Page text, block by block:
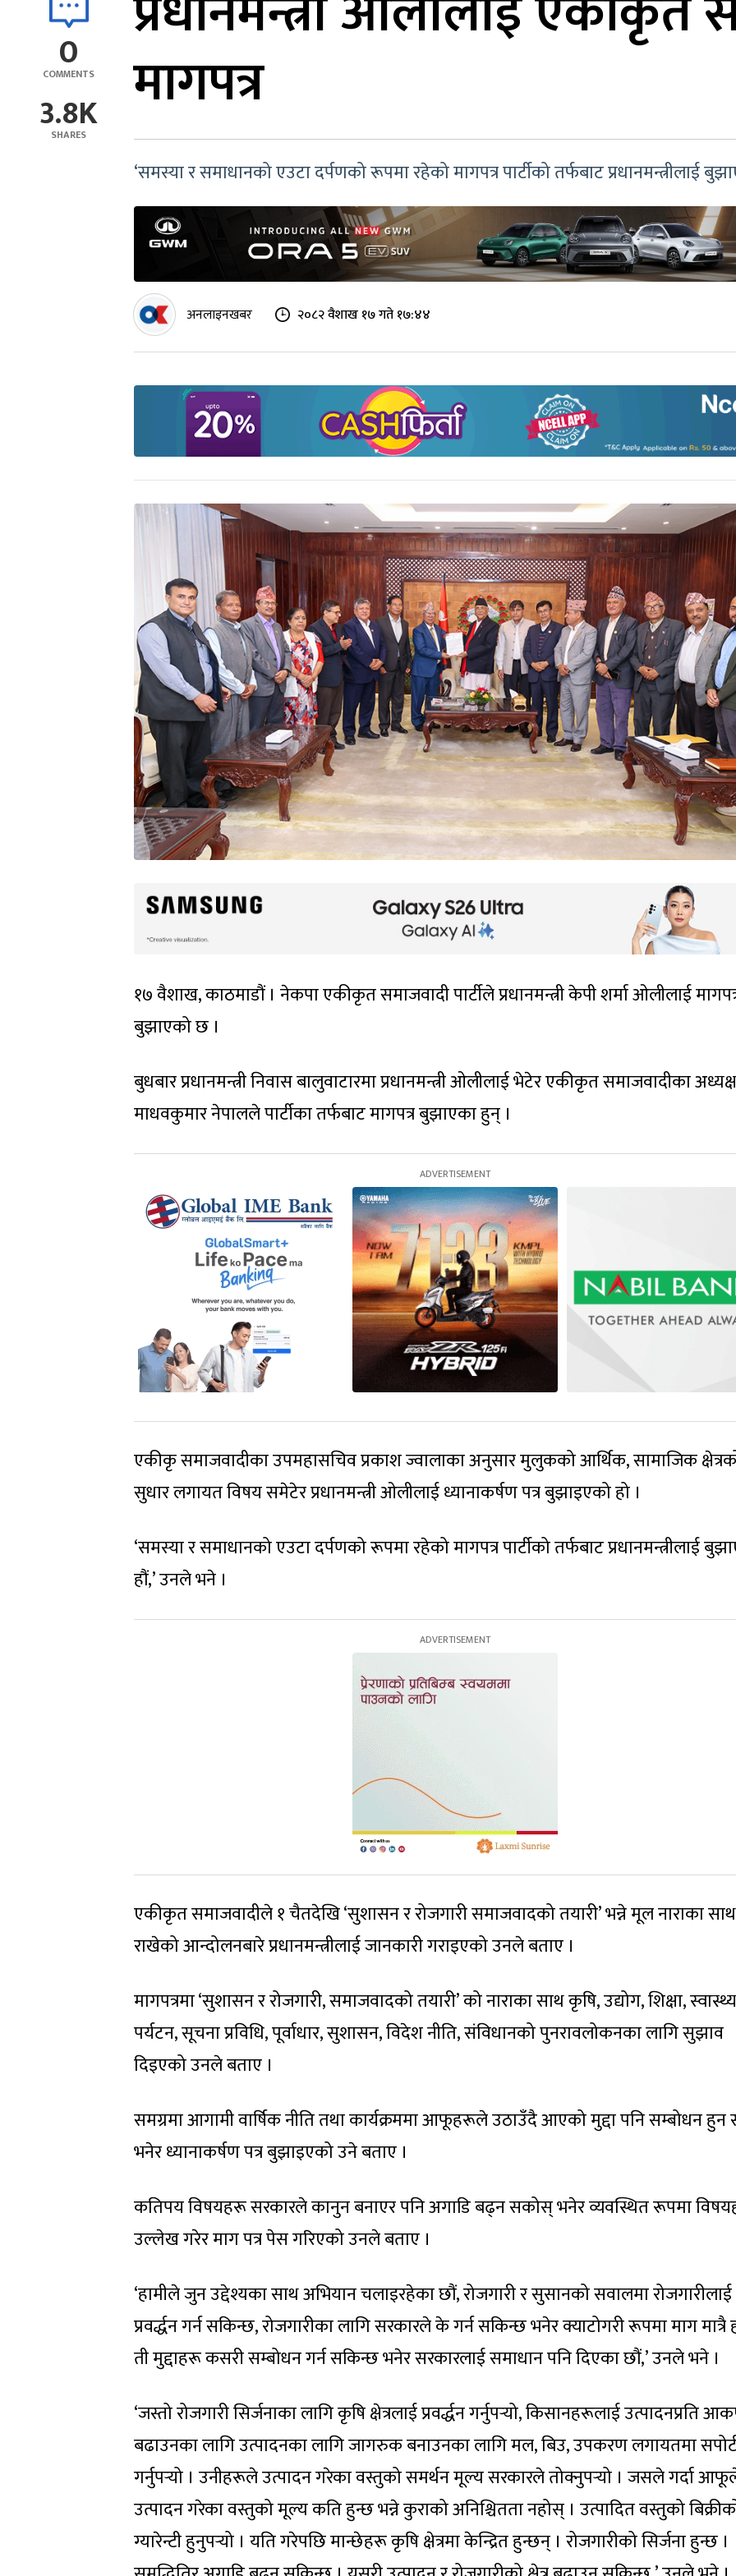
0
COMMENTS
3.8K
SHARES
मागपत्र
‘समस्या र समाधानको एउटा दर्पणको रूपमा रहेको मागपत्र पार्टीको तर्फबाट प्रधानमन्त्रीलाई
अनलाइनखबर २०८२ वैशाख १७ गते १७:४४
१७ वैशाख, काठमाडौं । नेकपा एकीकृत समाजवादी पार्टीले प्रधानमन्त्री केपी शर्मा ओलीलाई
बुझाएको छ ।
बुधबार प्रधानमन्त्री निवास बालुवाटारमा प्रधानमन्त्री ओलीलाई भेटेर एकीकृत समाजवादीका अध्यक्ष
माधवकुमार नेपालले पार्टीका तर्फबाट मागपत्र बुझाएका हुन् ।
एकीकृ समाजवादीका उपमहासचिव प्रकाश ज्वालाका अनुसार मुलुकको आर्थिक, सामाजिक
सुधार लगायत विषय समेटेर प्रधानमन्त्री ओलीलाई ध्यानाकर्षण पत्र बुझाइएको हो ।
‘समस्या र समाधानको एउटा दर्पणको रूपमा रहेको मागपत्र पार्टीको तर्फबाट प्रधानमन्त्रीलाई
हौं,’ उनले भने ।
एकीकृत समाजवादीले १ चैतदेखि ‘सुशासन र रोजगारी समाजवादको तयारी’ भन्ने मूल नाराका
राखेको आन्दोलनबारे प्रधानमन्त्रीलाई जानकारी गराइएको उनले बताए ।
मागपत्रमा ‘सुशासन र रोजगारी, समाजवादको तयारी’ को नाराका साथ कृषि, उद्योग, शिक्षा,
पर्यटन, सूचना प्रविधि, पूर्वाधार, सुशासन, विदेश नीति, संविधानको पुनरावलोकनका लागि सुझाव
दिइएको उनले बताए ।
समग्रमा आगामी वार्षिक नीति तथा कार्यक्रममा आफूहरूले उठाउँदै आएको मुद्दा पनि सम्बोधन
भनेर ध्यानाकर्षण पत्र बुझाइएको उने बताए ।
कतिपय विषयहरू सरकारले कानुन बनाएर पनि अगाडि बढ्न सकोस् भनेर व्यवस्थित रूपमा
उल्लेख गरेर माग पत्र पेस गरिएको उनले बताए ।
‘हामीले जुन उद्देश्यका साथ अभियान चलाइरहेका छौं, रोजगारी र सुसानको सवालमा
प्रवर्द्धन गर्न सकिन्छ, रोजगारीका लागि सरकारले के गर्न सकिन्छ भनेर क्याटोगरी रूपमा माग मात्रै
ती मुद्दाहरू कसरी सम्बोधन गर्न सकिन्छ भनेर सरकारलाई समाधान पनि दिएका छौं,’ उनले भने ।
‘जस्तो रोजगारी सिर्जनाका लागि कृषि क्षेत्रलाई प्रवर्द्धन गर्नुपर्‍यो, किसानहरूलाई उत्पादनप्रति
बढाउनका लागि उत्पादनका लागि जागरुक बनाउनका लागि मल, बिउ, उपकरण लगायतमा
गर्नुपर्‍यो । उनीहरूले उत्पादन गरेका वस्तुको समर्थन मूल्य सरकारले तोक्नुपर्‍यो । जसले गर्दा
उत्पादन गरेका वस्तुको मूल्य कति हुन्छ भन्ने कुराको अनिश्चितता नहोस् । उत्पादित वस्तुको
ग्यारेन्टी हुनुपर्‍यो । यति गरेपछि मान्छेहरू कृषि क्षेत्रमा केन्द्रित हुन्छन् । रोजगारीको सिर्जना हुन्छ ।